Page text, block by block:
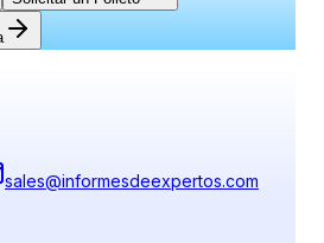
sales@informesdeexpertos.com